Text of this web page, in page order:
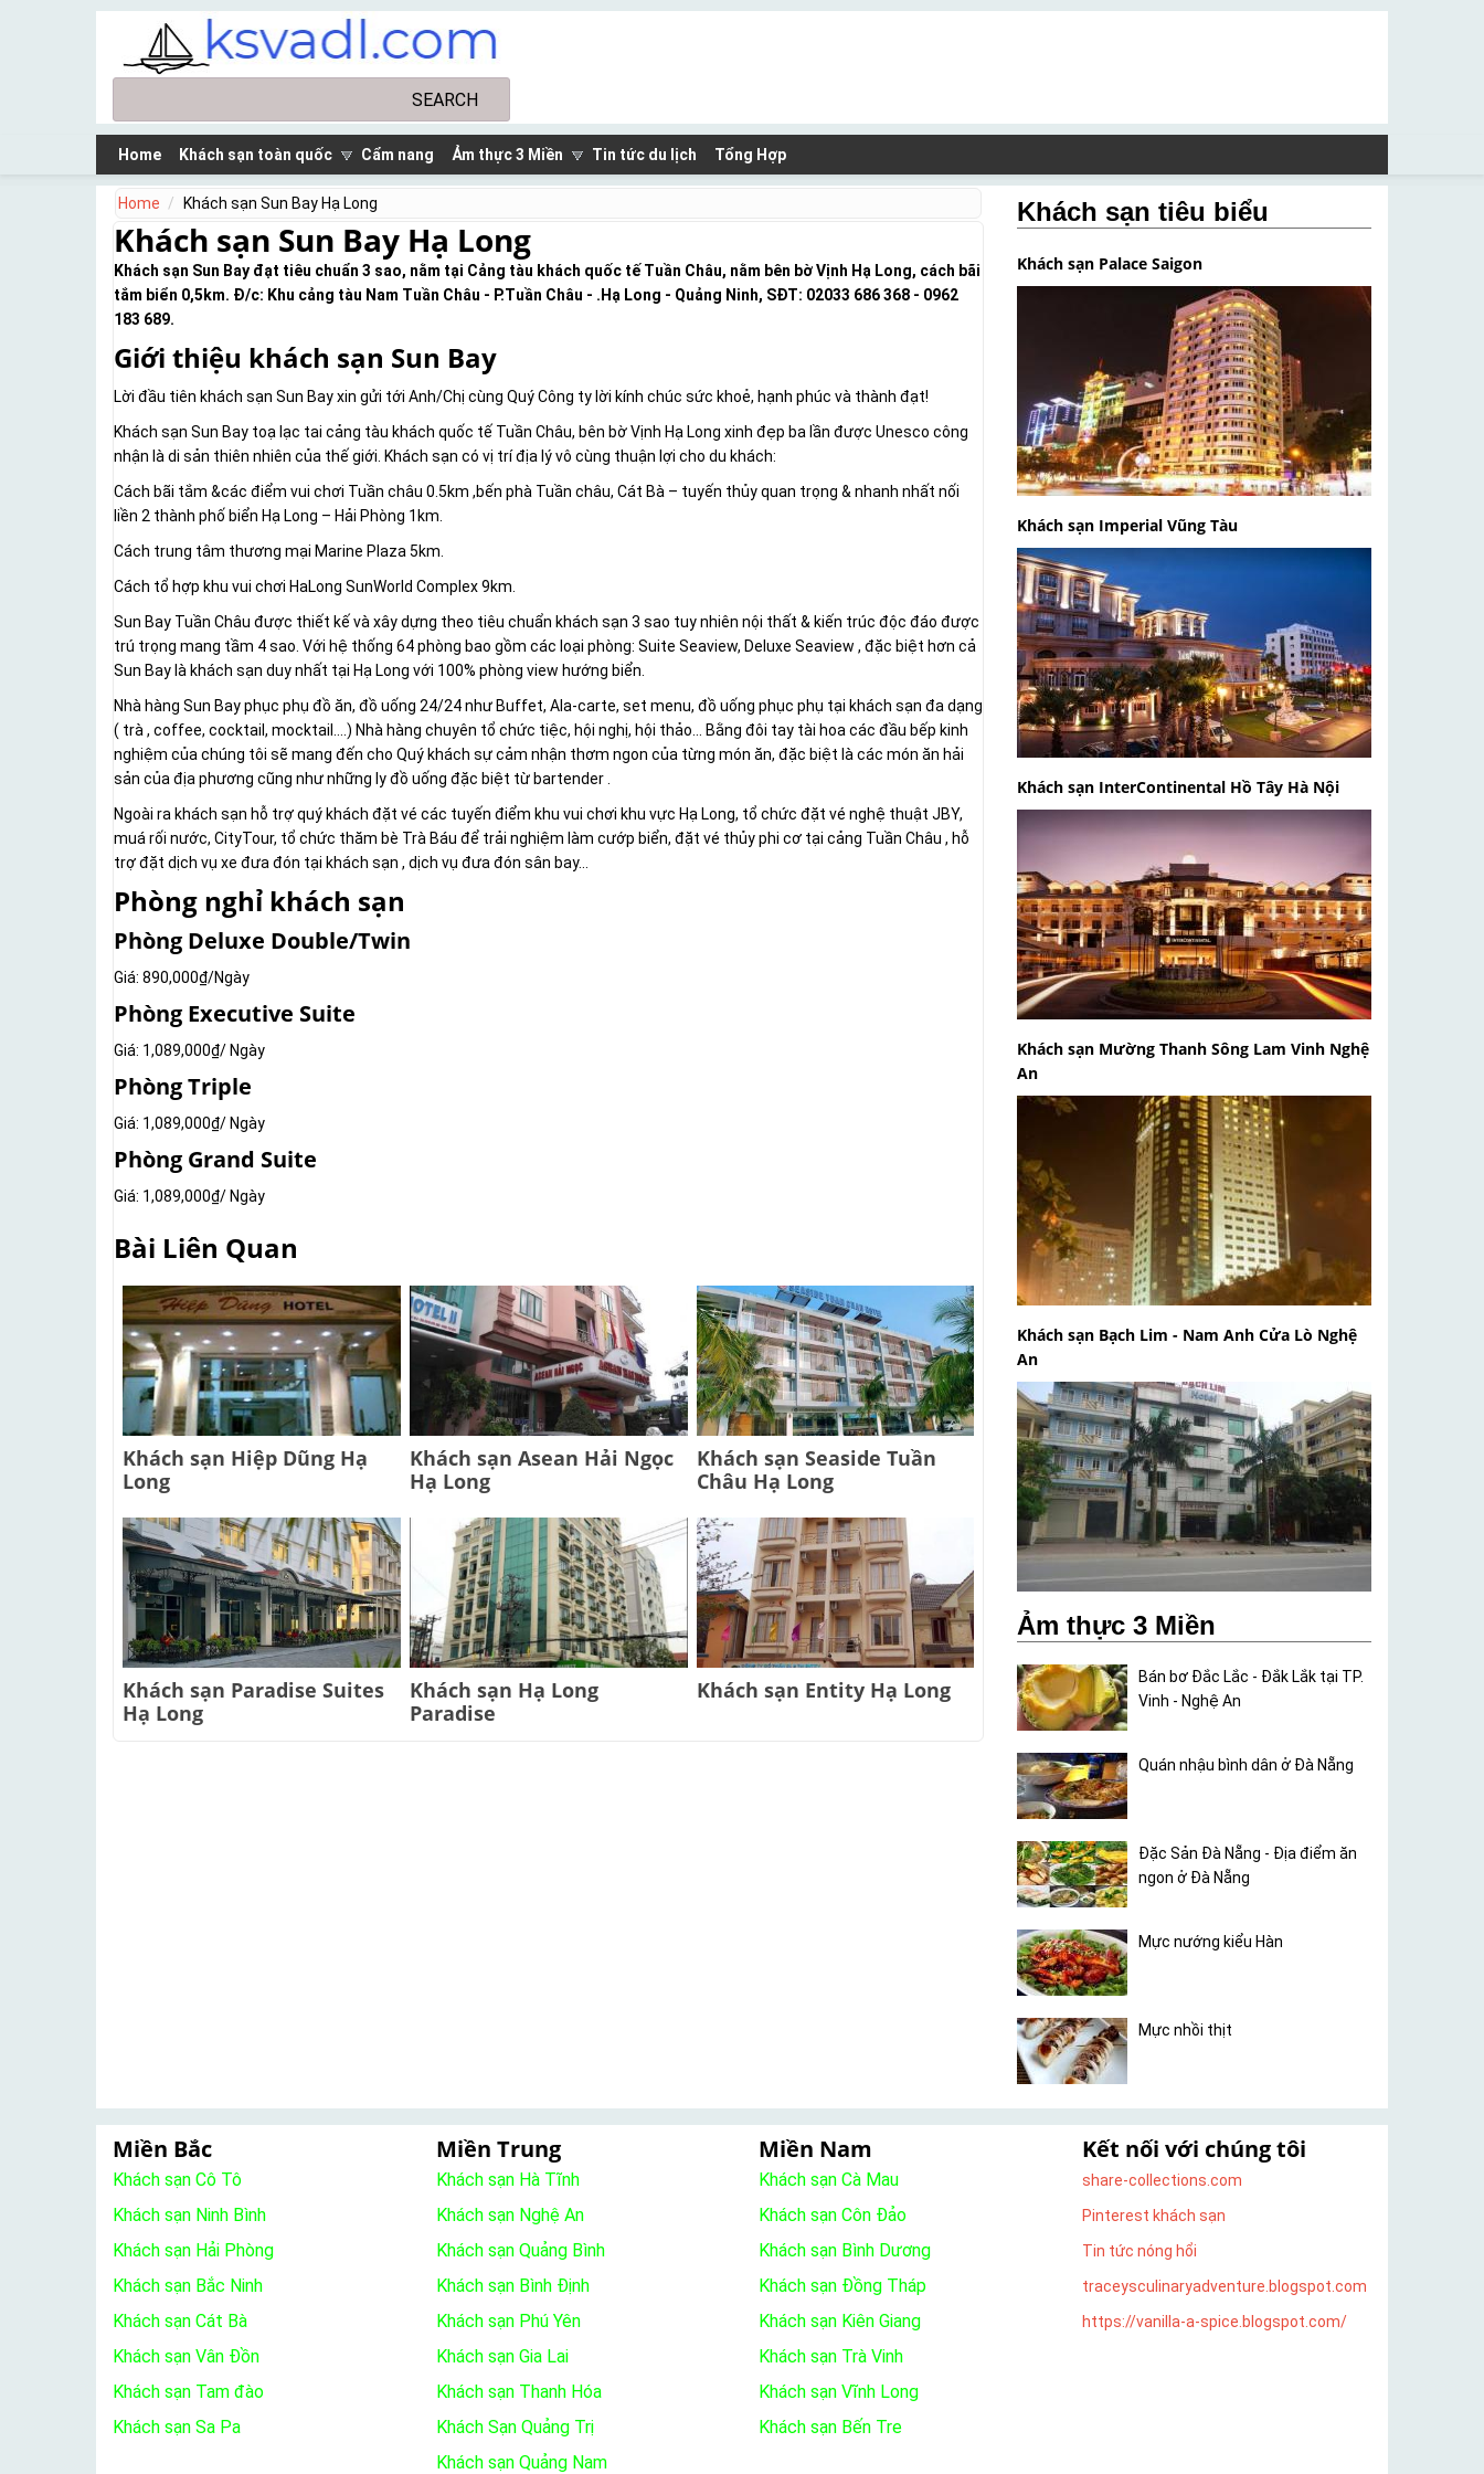
Skip to main content
Home Khách sạn toàn quốc Cẩm nang Ảm thực 3 Miền Tin tức du lịch Tổng Hợp
Home Khách sạn Sun Bay Hạ Long
Khách sạn Sun Bay Hạ Long
Khách sạn Sun Bay đạt tiêu chuẩn 3 sao, nằm tại Cảng tàu khách quốc tế Tuần Châu, nằm bên bờ Vịnh Hạ Long, cách bãi
tắm biển 0,5km. Đ/c: Khu cảng tàu Nam Tuần Châu - P.Tuần Châu - .Hạ Long - Quảng Ninh, SĐT: 02033 686 368 - 0962
183 689.
Giới thiệu khách sạn Sun Bay
Lời đầu tiên khách sạn Sun Bay xin gửi tới Anh/Chị cùng Quý Công ty lời kính chúc sức khoẻ, hạnh phúc và thành đạt!
Khách sạn Sun Bay toạ lạc tai cảng tàu khách quốc tế Tuần Châu, bên bờ Vịnh Hạ Long xinh đẹp ba lần đư­ợc Unesco công
nhận là di sản thiên nhiên của thế giới. Khách sạn có vị trí địa lý vô cùng thuận lợi cho du khách:
Cách bãi tắm &các điểm vui chơi Tuần châu 0.5km ,bến phà Tuần châu, Cát Bà – tuyến thủy quan trọng & nhanh nhất nối
liền 2 thành phố biển Hạ Long – Hải Phòng 1km.
Cách trung tâm thương mại Marine Plaza 5km.
Cách tổ hợp khu vui chơi HaLong SunWorld Complex 9km.
Sun Bay Tuần Châu được thiết kế và xây dựng theo tiêu chuẩn khách sạn 3 sao tuy nhiên nội thất & kiến trúc độc đáo được
trú trọng mang tầm 4 sao. Với hệ thống 64 phòng bao gồm các loại phòng: Suite Seaview, Deluxe Seaview , đặc biệt hơn cả
Sun Bay là khách sạn duy nhất tại Hạ Long với 100% phòng view hướng biển.
Nhà hàng Sun Bay phục phụ đồ ăn, đồ uống 24/24 như Buffet, Ala-carte, set menu, đồ uống phục phụ tại khách sạn đa dạng
( trà , coffee, cocktail, mocktail….) Nhà hàng chuyên tổ chức tiệc, hội nghị, hội thảo… Bằng đôi tay tài hoa các đầu bếp kinh
nghiệm của chúng tôi sẽ mang đến cho Quý khách sự cảm nhận thơm ngon của từng món ăn, đặc biệt là các món ăn hải
sản của địa ph­ương cũng như những ly đồ uống đặc biệt từ bartender .
Ngoài ra khách sạn hỗ trợ quý khách đặt vé các tuyến điểm khu vui chơi khu vực Hạ Long, tổ chức đặt vé nghệ thuật JBY,
muá rối nước, CityTour, tổ chức thăm bè Trà Báu để trải nghiệm làm cướp biển, đặt vé thủy phi cơ tại cảng Tuần Châu , hỗ
trợ đặt dịch vụ xe đưa đón tại khách sạn , dịch vụ đưa đón sân bay…
Phòng nghỉ khách sạn
Phòng Deluxe Double/Twin
Giá: 890,000₫/Ngày
Phòng Executive Suite
Giá: 1,089,000₫/ Ngày
Phòng Triple
Giá: 1,089,000₫/ Ngày
Phòng Grand Suite
Giá: 1,089,000₫/ Ngày
Bài Liên Quan
Khách sạn Hiệp Dũng Hạ
Long
Khách sạn Asean Hải Ngọc
Hạ Long
Khách sạn Seaside Tuần
Châu Hạ Long
Khách sạn Paradise Suites
Hạ Long
Khách sạn Hạ Long
Paradise
Khách sạn Entity Hạ Long
Khách sạn tiêu biểu
Khách sạn Palace Saigon
Khách sạn Imperial Vũng Tàu
Khách sạn InterContinental Hồ Tây Hà Nội
Khách sạn Mường Thanh Sông Lam Vinh Nghệ
An
Khách sạn Bạch Lim - Nam Anh Cửa Lò Nghệ
An
Ảm thực 3 Miền
Bán bơ Đắc Lắc - Đắk Lắk tại TP.
Vinh - Nghệ An
Quán nhậu bình dân ở Đà Nẵng
Đặc Sản Đà Nẵng - Địa điểm ăn
ngon ở Đà Nẵng
Mực nướng kiểu Hàn
Mực nhồi thịt
Miền Bắc
Khách sạn Cô Tô
Khách sạn Ninh Bình
Khách sạn Hải Phòng
Khách sạn Bắc Ninh
Khách sạn Cát Bà
Khách sạn Vân Đồn
Khách sạn Tam đào
Khách sạn Sa Pa
Miền Trung
Khách sạn Hà Tĩnh
Khách sạn Nghệ An
Khách sạn Quảng Bình
Khách sạn Bình Định
Khách sạn Phú Yên
Khách sạn Gia Lai
Khách sạn Thanh Hóa
Khách Sạn Quảng Trị
Khách sạn Quảng Nam
Miền Nam
Khách sạn Cà Mau
Khách sạn Côn Đảo
Khách sạn Bình Dương
Khách sạn Đồng Tháp
Khách sạn Kiên Giang
Khách sạn Trà Vinh
Khách sạn Vĩnh Long
Khách sạn Bến Tre
Kết nối với chúng tôi
share-collections.com
Pinterest khách sạn
Tin tức nóng hổi
traceysculinaryadventure.blogspot.com
https://vanilla-a-spice.blogspot.com/